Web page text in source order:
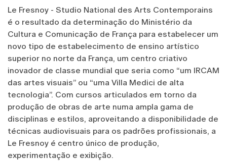
Le Fresnoy - Studio National des Arts Contemporains
é o resultado da determinação do Ministério da
Cultura e Comunicação de França para estabelecer um
novo tipo de estabelecimento de ensino artístico
superior no norte da França, um centro criativo
inovador de classe mundial que seria como “um IRCAM
das artes visuais” ou “uma Villa Medici de alta
tecnologia”. Com cursos articulados em torno da
produção de obras de arte numa ampla gama de
disciplinas e estilos, aproveitando a disponibilidade de
técnicas audiovisuais para os padrões profissionais, a
Le Fresnoy é centro único de produção,
experimentação e exibição.